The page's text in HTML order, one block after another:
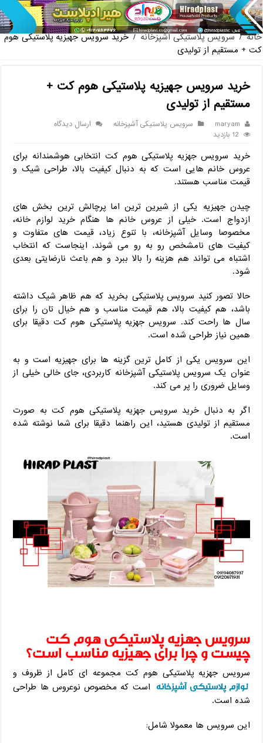
پخش عمده صندلی پلاستیکی دسته دار 889 ناصر + قیمت روز
خانه / سرویس پلاستیکی آشپزخانه / خرید سرویس جهیزیه پلاستیکی هوم
کت + مستقیم از تولیدی
خرید سرویس جهیزیه پلاستیکی هوم کت +
مستقیم از تولیدی
maryam سرویس پلاستیکی آشپزخانه
ارسال دیدگاه
12 بازدید
خرید سرویس جهزیه پلاستیکی هوم کت انتخابی هوشمندانه برای
عروس خانم هایی است که به دنبال کیفیت بالا، طراحی شیک و
قیمت مناسب هستند.
چیدن جهیزیه یکی از شیرین‌ ترین اما پرچالش ‌ترین بخش‌ های
ازدواج است. خیلی از عروس ‌خانم ‌ها هنگام خرید لوازم خانه،
مخصوصا وسایل آشپزخانه، با تنوع زیاد، قیمت‌ های متفاوت و
کیفیت ‌های نامشخص رو به‌ رو می‌ شوند. اینجاست که انتخاب
اشتباه می‌ تواند هم هزینه را بالا ببرد و هم باعث نارضایتی بعدی
شود.
حالا تصور کنید سرویس پلاستیکی بخرید که هم ظاهر شیک داشته
باشد، هم کیفیت بالا، هم قیمت مناسب و هم خیال ‌تان را برای
سال ‌ها راحت کند. سرویس جهزیه پلاستیکی هوم کت دقیقا برای
همین نیاز طراحی شده است.
این سرویس یکی از کامل‌ ترین گزینه‌ ها برای جهیزیه است و به
‌عنوان یک سرویس پلاستیکی آشپزخانه کاربردی، جای خالی خیلی از
وسایل ضروری را پر می ‌کند.
اگر به ‌دنبال خرید سرویس جهزیه پلاستیکی هوم کت به ‌صورت
مستقیم از تولیدی هستید، این راهنما دقیقا برای شما نوشته شده
است.
سرویس جهزیه پلاستیکی هوم کت
چیست و چرا برای جهیزیه مناسب است؟
سرویس جهزیه پلاستیکی هوم کت مجموعه ‌ای کامل از ظروف و
لوازم پلاستیکی آشپزخانه است که مخصوص نوعروس ‌ها طراحی
شده است.
این سرویس‌ ها معمولا شامل: